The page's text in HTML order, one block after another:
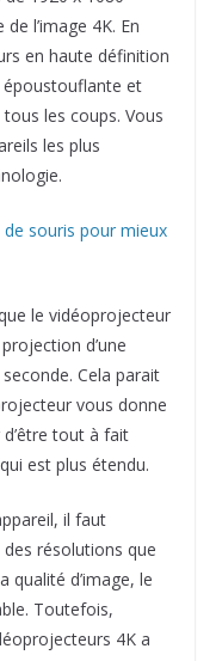
l’image 4K. En
en haute définition
époustouflante et
les coups. Vous
les plus
souris pour mieux
le vidéoprojecteur
d’une
Cela parait
vous donne
d’être tout à fait
est plus étendu.
il faut
résolutions que
qualité d’image, le
Toutefois,
4K a